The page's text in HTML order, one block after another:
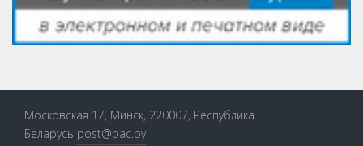
Московская 17, Минск, 220007, Республика
Беларусь post@pac.by